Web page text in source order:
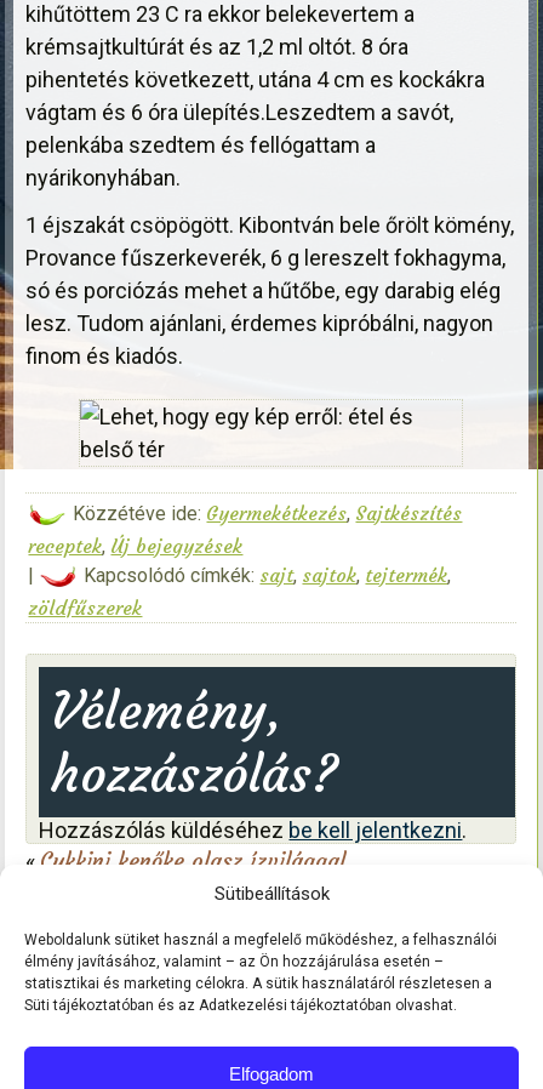
Sütibeállítások
Weboldalunk sütiket használ a megfelelő működéshez, a felhasználói
élmény javításához, valamint – az Ön hozzájárulása esetén –
statisztikai és marketing célokra. A sütik használatáról részletesen a
Süti tájékoztatóban és az Adatkezelési tájékoztatóban olvashat.
Elfogadom
kihűtöttem 23 C ra ekkor belekevertem a
krémsajtkultúrát és az 1,2 ml oltót. 8 óra
pihentetés következett, utána 4 cm es kockákra
vágtam és 6 óra ülepítés.Leszedtem a savót,
pelenkába szedtem és fellógattam a
nyárikonyhában.
1 éjszakát csöpögött. Kibontván bele őrölt kömény,
Provance fűszerkeverék, 6 g lereszelt fokhagyma,
só és porciózás mehet a hűtőbe, egy darabig elég
lesz. Tudom ajánlani, érdemes kipróbálni, nagyon
finom és kiadós.
Közzétéve ide: Gyermekétkezés, Sajtkészítés
receptek, Új bejegyzések
| Kapcsolódó címkék: sajt, sajtok, tejtermék,
zöldfűszerek
Vélemény,
hozzászólás?
Hozzászólás küldéséhez be kell jelentkezni.
« Cukkini kenőke olasz ízvilággal
BBQ ízesítésű sajtom ahogyan most készítettem